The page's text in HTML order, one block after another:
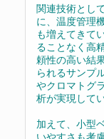
関連技術とし
に、温度管理
も増えてきて
ることなく高
頼性の高い結
られるサンプ
やクロマトグ
析が実現して
加えて、小型
いやすさも考